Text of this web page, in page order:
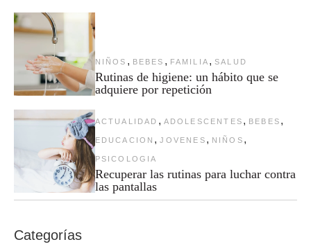
NIÑOS , BEBES , FAMILIA , SALUD
Rutinas de higiene: un hábito que se
adquiere por repetición
ACTUALIDAD , ADOLESCENTES , BEBES ,
EDUCACION , JOVENES , NIÑOS ,
PSICOLOGIA
Recuperar las rutinas para luchar contra
las pantallas
Categorías